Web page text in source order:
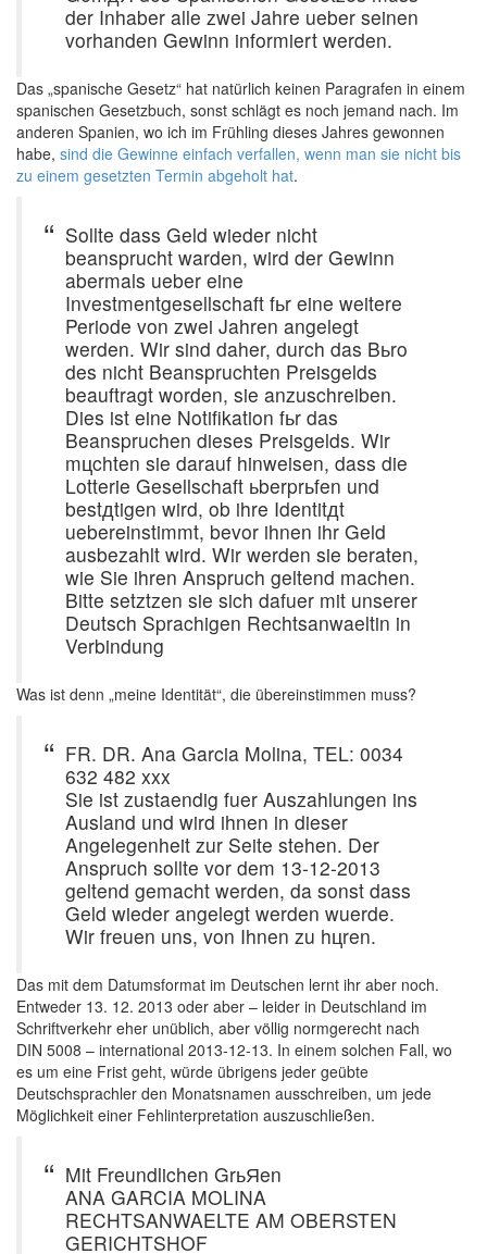
der Inhaber alle zwei Jahre ueber seinen
vorhanden Gewinn informiert werden.
Das „spanische Gesetz“ hat natürlich keinen Paragrafen in einem
spanischen Gesetzbuch, sonst schlägt es noch jemand nach. Im
anderen Spanien, wo ich im Frühling dieses Jahres gewonnen
habe, sind die Gewinne einfach verfallen, wenn man sie nicht bis
zu einem gesetzten Termin abgeholt hat.
Sollte dass Geld wieder nicht
beansprucht warden, wird der Gewinn
abermals ueber eine
Investmentgesellschaft fьr eine weitere
Periode von zwei Jahren angelegt
werden. Wir sind daher, durch das Bьro
des nicht Beanspruchten Preisgelds
beauftragt worden, sie anzuschreiben.
Dies ist eine Notifikation fьr das
Beanspruchen dieses Preisgelds. Wir
mцchten sie darauf hinweisen, dass die
Lotterie Gesellschaft ьberprьfen und
bestдtigen wird, ob ihre Identitдt
uebereinstimmt, bevor ihnen ihr Geld
ausbezahlt wird. Wir werden sie beraten,
wie Sie ihren Anspruch geltend machen.
Bitte setztzen sie sich dafuer mit unserer
Deutsch Sprachigen Rechtsanwaeltin in
Verbindung
Was ist denn „meine Identität“, die übereinstimmen muss?
FR. DR. Ana Garcia Molina, TEL: 0034
632 482 xxx
Sie ist zustaendig fuer Auszahlungen ins
Ausland und wird ihnen in dieser
Angelegenheit zur Seite stehen. Der
Anspruch sollte vor dem 13-12-2013
geltend gemacht werden, da sonst dass
Geld wieder angelegt werden wuerde.
Wir freuen uns, von Ihnen zu hцren.
Das mit dem Datumsformat im Deutschen lernt ihr aber noch.
Entweder 13. 12. 2013 oder aber – leider in Deutschland im
Schriftverkehr eher unüblich, aber völlig normgerecht nach
DIN 5008 – international 2013-12-13. In einem solchen Fall, wo
es um eine Frist geht, würde übrigens jeder geübte
Deutschsprachler den Monatsnamen ausschreiben, um jede
Möglichkeit einer Fehlinterpretation auszuschließen.
Mit Freundlichen GrьЯen
ANA GARCIA MOLINA
RECHTSANWAELTE AM OBERSTEN
GERICHTSHOF